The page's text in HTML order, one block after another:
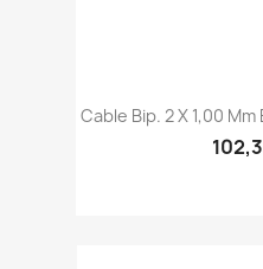
Cable Bip. 2 X 1,00